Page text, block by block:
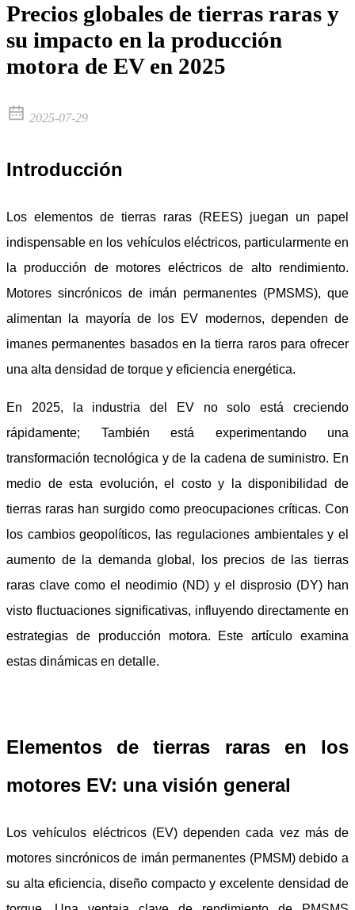
Precios globales de tierras raras y
su impacto en la producción
motora de EV en 2025
2025-07-29
Introducción
Los elementos de tierras raras (REES) juegan un papel
indispensable en los vehículos eléctricos, particularmente en
la producción de motores eléctricos de alto rendimiento.
Motores sincrónicos de imán permanentes (PMSMS), que
alimentan la mayoría de los EV modernos, dependen de
imanes permanentes basados en la tierra raros para ofrecer
una alta densidad de torque y eficiencia energética.
En 2025, la industria del EV no solo está creciendo
rápidamente; También está experimentando una
transformación tecnológica y de la cadena de suministro. En
medio de esta evolución, el costo y la disponibilidad de
tierras raras han surgido como preocupaciones críticas. Con
los cambios geopolíticos, las regulaciones ambientales y el
aumento de la demanda global, los precios de las tierras
raras clave como el neodimio (ND) y el disprosio (DY) han
visto fluctuaciones significativas, influyendo directamente en
estrategias de producción motora. Este artículo examina
estas dinámicas en detalle.
Elementos de tierras raras en los
motores EV: una visión general
Los vehículos eléctricos (EV) dependen cada vez más de
motores sincrónicos de imán permanentes (PMSM) debido a
su alta eficiencia, diseño compacto y excelente densidad de